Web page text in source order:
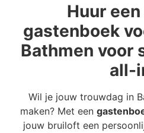
Huur
gastenboek
Bathmen voor
all-
Wil je jouw trouwdag in
maken? Met een
jouw bruiloft een